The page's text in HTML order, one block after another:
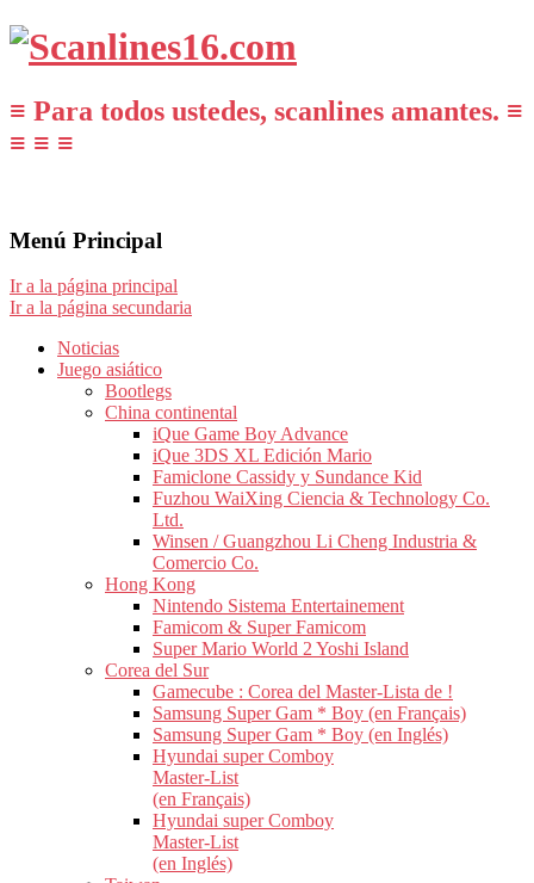
≡ Para todos ustedes, scanlines amantes. ≡
≡ ≡ ≡
Menú Principal
Ir a la página principal
Ir a la página secundaria
Noticias
Juego asiático
Bootlegs
China continental
iQue Game Boy Advance
iQue 3DS XL Edición Mario
Famiclone Cassidy y Sundance Kid
Fuzhou WaiXing Ciencia & Technology Co.
Ltd.
Winsen / Guangzhou Li Cheng Industria &
Comercio Co.
Hong Kong
Nintendo Sistema Entertainement
Famicom & Super Famicom
Super Mario World 2 Yoshi Island
Corea del Sur
Gamecube : Corea del Master-Lista de !
Samsung Super Gam * Boy (en Français)
Samsung Super Gam * Boy (en Inglés)
Hyundai super Comboy
Master-List
(en Français)
Hyundai super Comboy
Master-List
(en Inglés)